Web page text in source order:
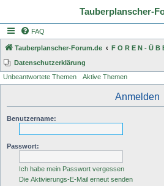
Tauberplanscher-
FAQ
Tauberplanscher-Forum.de
F O R E N - Ü B
Datenschutzerklärung
Unbeantwortete Themen Aktive Themen
Anmelden
Benutzername:
Passwort:
Ich habe mein Passwort vergessen
Die Aktivierungs-E-Mail erneut senden